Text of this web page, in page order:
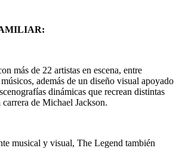
más de 22 artistas en escena, entre
además de un diseño visual apoyado
dinámicas que recrean distintas
carrera de Michael Jackson.
musical y visual, The Legend también